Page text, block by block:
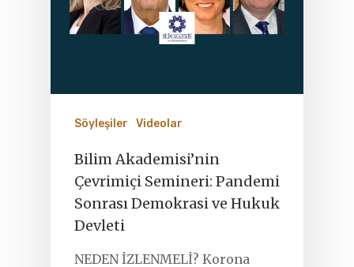
Söyleşiler Videolar
Bilim Akademisi’nin
Çevrimiçi Semineri: Pandemi
Sonrası Demokrasi ve Hukuk
Devleti
NEDEN İZLENMELİ? Korona